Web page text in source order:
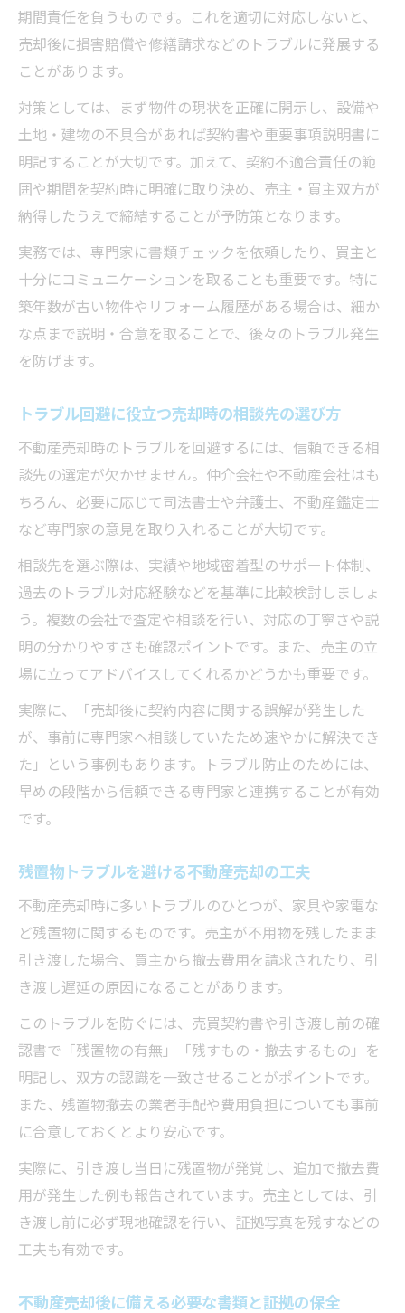
期間責任を負うものです。これを適切に対応しないと、
売却後に損害賠償や修繕請求などのトラブルに発展する
ことがあります。
対策としては、まず物件の現状を正確に開示し、設備や
土地・建物の不具合があれば契約書や重要事項説明書に
明記することが大切です。加えて、契約不適合責任の範
囲や期間を契約時に明確に取り決め、売主・買主双方が
納得したうえで締結することが予防策となります。
実務では、専門家に書類チェックを依頼したり、買主と
十分にコミュニケーションを取ることも重要です。特に
築年数が古い物件やリフォーム履歴がある場合は、細か
な点まで説明・合意を取ることで、後々のトラブル発生
を防げます。
トラブル回避に役立つ売却時の相談先の選び方
不動産売却時のトラブルを回避するには、信頼できる相
談先の選定が欠かせません。仲介会社や不動産会社はも
ちろん、必要に応じて司法書士や弁護士、不動産鑑定士
など専門家の意見を取り入れることが大切です。
相談先を選ぶ際は、実績や地域密着型のサポート体制、
過去のトラブル対応経験などを基準に比較検討しましょ
う。複数の会社で査定や相談を行い、対応の丁寧さや説
明の分かりやすさも確認ポイントです。また、売主の立
場に立ってアドバイスしてくれるかどうかも重要です。
実際に、「売却後に契約内容に関する誤解が発生した
が、事前に専門家へ相談していたため速やかに解決でき
た」という事例もあります。トラブル防止のためには、
早めの段階から信頼できる専門家と連携することが有効
です。
残置物トラブルを避ける不動産売却の工夫
不動産売却時に多いトラブルのひとつが、家具や家電な
ど残置物に関するものです。売主が不用物を残したまま
引き渡した場合、買主から撤去費用を請求されたり、引
き渡し遅延の原因になることがあります。
このトラブルを防ぐには、売買契約書や引き渡し前の確
認書で「残置物の有無」「残すもの・撤去するもの」を
明記し、双方の認識を一致させることがポイントです。
また、残置物撤去の業者手配や費用負担についても事前
に合意しておくとより安心です。
実際に、引き渡し当日に残置物が発覚し、追加で撤去費
用が発生した例も報告されています。売主としては、引
き渡し前に必ず現地確認を行い、証拠写真を残すなどの
工夫も有効です。
不動産売却後に備える必要な書類と証拠の保全